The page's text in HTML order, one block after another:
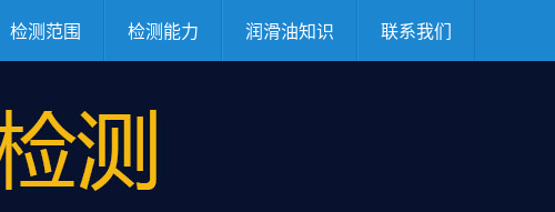
检测范围 检测能力 润滑油知识 联系我们